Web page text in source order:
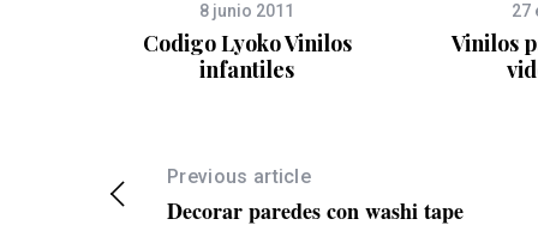
8 junio 2011
Codigo Lyoko Vinilos
infantiles
27
Vinilos
Previous article
Decorar paredes con washi tape